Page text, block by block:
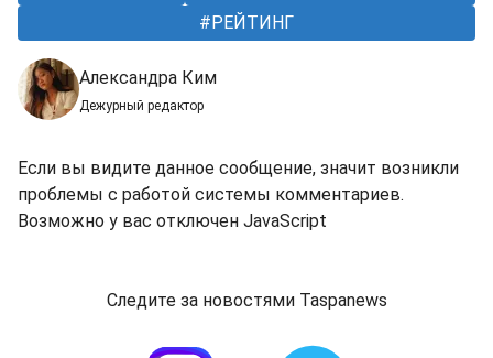
РЕЙТИНГ
Александра Ким
Дежурный редактор
Если вы видите данное сообщение, значит возникли
проблемы с работой системы комментариев.
Возможно у вас отключен JavaScript
Следите за новостями Taspanews